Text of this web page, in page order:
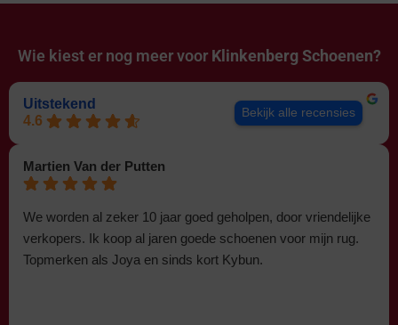
Wie kiest er nog meer voor Klinkenberg Schoenen?
Uitstekend
4.6
Bekijk alle recensies
Martien Van der Putten
We worden al zeker 10 jaar goed geholpen, door vriendelijke
verkopers. Ik koop al jaren goede schoenen voor mijn rug.
Topmerken als Joya en sinds kort Kybun.